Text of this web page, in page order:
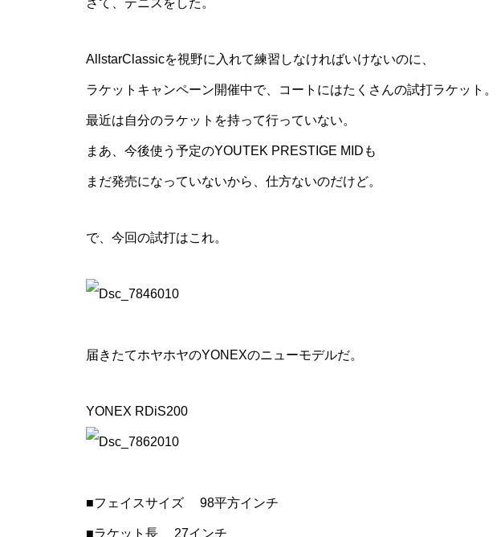
さて、テニスをした。
AllstarClassicを視野に入れて練習しなければいけないのに、
ラケットキャンペーン開催中で、コートにはたくさんの試打ラケット。
最近は自分のラケットを持って行っていない。
まあ、今後使う予定のYOUTEK PRESTIGE MIDも
まだ発売になっていないから、仕方ないのだけど。
で、今回の試打はこれ。
届きたてホヤホヤのYONEXのニューモデルだ。
YONEX RDiS200
■フェイスサイズ 98平方インチ
■ラケット長 27インチ